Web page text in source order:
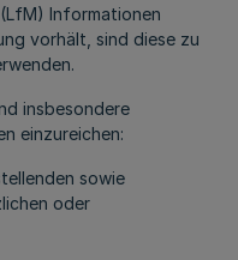
Informationen
vorhält, sind diese zu
insbesondere
einzureichen:
sowie
oder